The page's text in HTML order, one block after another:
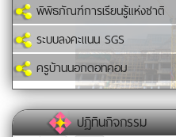
พิพิธภัณฑ์การเรียนรู้แห่งชาติ
ระบบลงคะแนน SGS
ครูบ้านนอกดอทคอม
ปฏิทินกิจกรรม